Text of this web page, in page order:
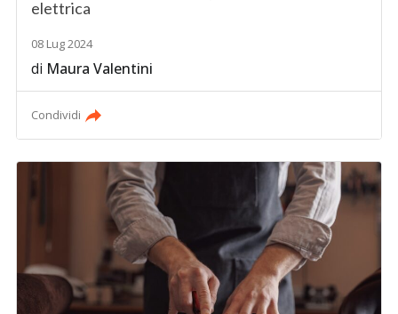
elettrica
08 Lug 2024
di Maura Valentini
Condividi